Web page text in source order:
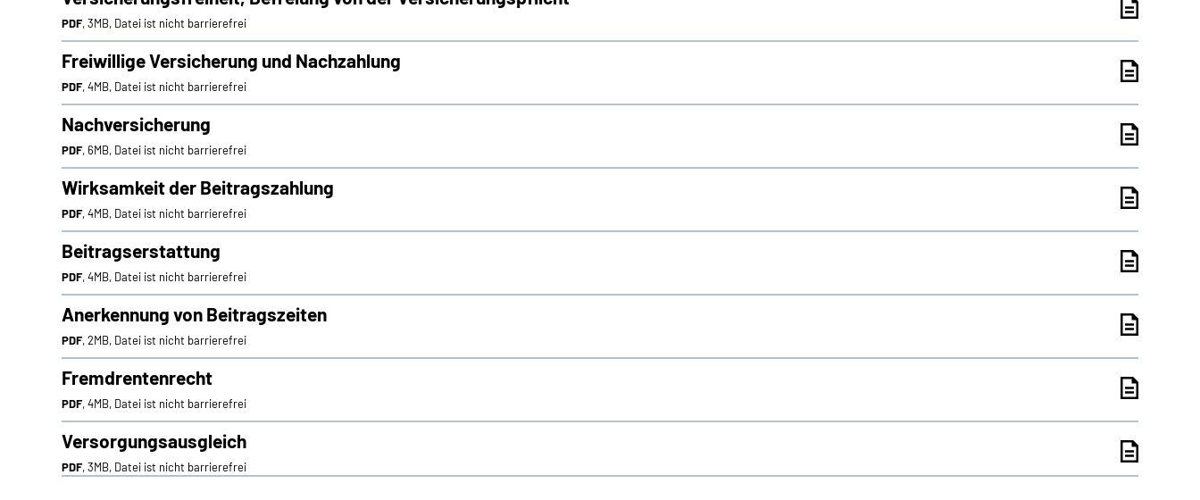
PDF, 3MB, Datei ist nicht barrierefrei
Freiwillige Versicherung und Nachzahlung
PDF, 4MB, Datei ist nicht barrierefrei
Nachversicherung
PDF, 6MB, Datei ist nicht barrierefrei
Wirksamkeit der Beitragszahlung
PDF, 4MB, Datei ist nicht barrierefrei
Beitragserstattung
PDF, 4MB, Datei ist nicht barrierefrei
Anerkennung von Beitragszeiten
PDF, 2MB, Datei ist nicht barrierefrei
Fremdrentenrecht
PDF, 4MB, Datei ist nicht barrierefrei
Versorgungsausgleich
PDF, 3MB, Datei ist nicht barrierefrei